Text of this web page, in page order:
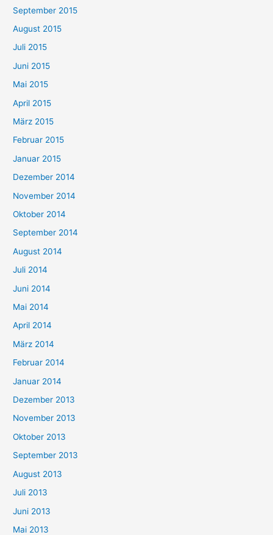
September 2015
August 2015
Juli 2015
Juni 2015
Mai 2015
April 2015
März 2015
Februar 2015
Januar 2015
Dezember 2014
November 2014
Oktober 2014
September 2014
August 2014
Juli 2014
Juni 2014
Mai 2014
April 2014
März 2014
Februar 2014
Januar 2014
Dezember 2013
November 2013
Oktober 2013
September 2013
August 2013
Juli 2013
Juni 2013
Mai 2013